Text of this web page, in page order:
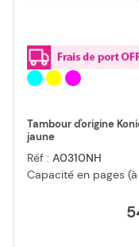
Tambour d'origine
jaune
Réf : A0310NH
Capacité en pages (à